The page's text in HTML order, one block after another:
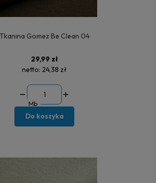
Tkanina Gomez Be Clean 04
29,99 zł
netto: 24,38 zł
Mb
Do koszyka